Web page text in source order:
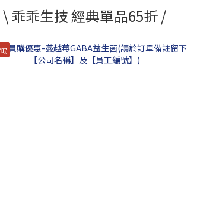
\ 乖乖生技 經典單品65折 /